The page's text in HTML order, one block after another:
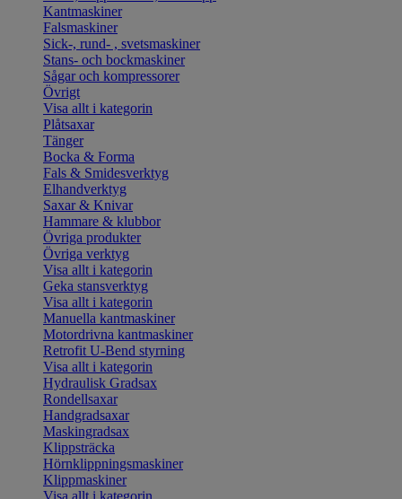
Kantmaskiner
Falsmaskiner
Sick-, rund- , svetsmaskiner
Stans- och bockmaskiner
Sågar och kompressorer
Övrigt
Visa allt i kategorin
Plåtsaxar
Tänger
Bocka & Forma
Fals & Smidesverktyg
Elhandverktyg
Saxar & Knivar
Hammare & klubbor
Övriga produkter
Övriga verktyg
Visa allt i kategorin
Geka stansverktyg
Visa allt i kategorin
Manuella kantmaskiner
Motordrivna kantmaskiner
Retrofit U-Bend styrning
Visa allt i kategorin
Hydraulisk Gradsax
Rondellsaxar
Handgradsaxar
Maskingradsax
Klippsträcka
Hörnklippningsmaskiner
Klippmaskiner
Visa allt i kategorin